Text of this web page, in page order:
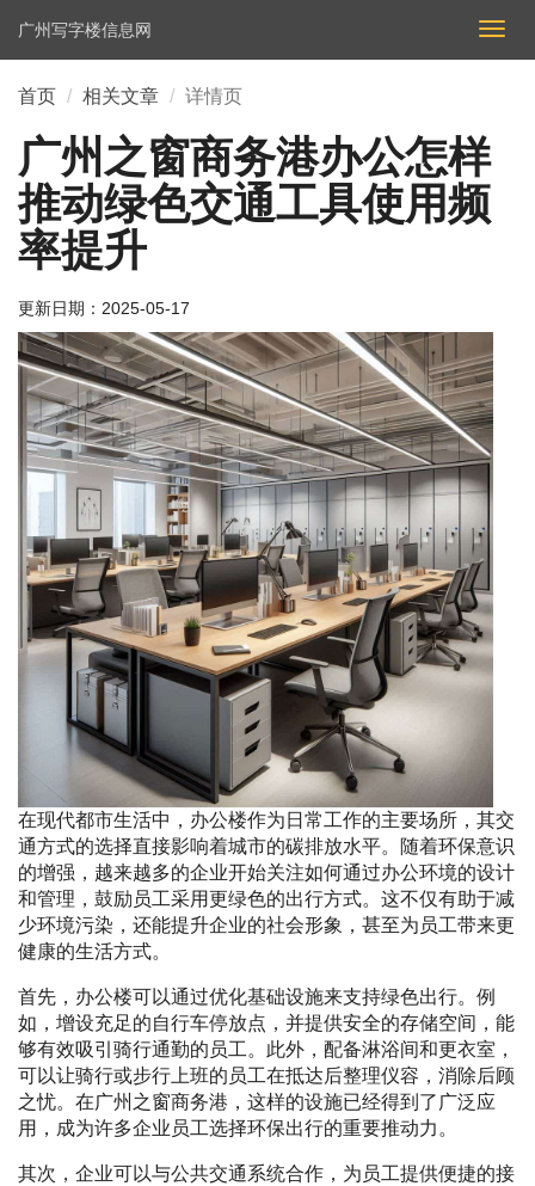
切
换
广州写字楼信息网
首页 相关文章 详情页
广州之窗商务港办公怎样
推动绿色交通工具使用频
率提升
更新日期： 2025-05-17
在现代都市生活中，办公楼作为日常工作的主要场所，其交
通方式的选择直接影响着城市的碳排放水平。随着环保意识
的增强，越来越多的企业开始关注如何通过办公环境的设计
和管理，鼓励员工采用更绿色的出行方式。这不仅有助于减
少环境污染，还能提升企业的社会形象，甚至为员工带来更
健康的生活方式。
首先，办公楼可以通过优化基础设施来支持绿色出行。例
如，增设充足的自行车停放点，并提供安全的存储空间，能
够有效吸引骑行通勤的员工。此外，配备淋浴间和更衣室，
可以让骑行或步行上班的员工在抵达后整理仪容，消除后顾
之忧。在广州之窗商务港，这样的设施已经得到了广泛应
用，成为许多企业员工选择环保出行的重要推动力。
其次，企业可以与公共交通系统合作，为员工提供便捷的接